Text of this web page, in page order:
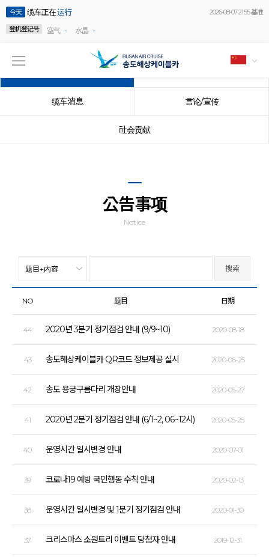
今天 缆车正在运行
2026-08-07 21:55 基准
登机登记号
空气 - 水晶 -
缆车消息 言论/宣传
社会贡献
公告事项
Notice
NO 题目 日期
44 2020년 3분기 정기점검 안내 (9/9~10) 2020-08-18
43 송도해상케이블카 QR코드 정보제공 실시 2020-06-25
42 송도 용궁구름다리 개장안내 2020-05-27
41 2020년 2분기 정기점검 안내 (6/1~2, 06~12시) 2020-05-25
40 운영시간 일시변경 안내 2020-07-01
39 코로나19 예방 국민행동 수칙 안내 2020-02-13
38 운영시간 일시변경 및 1분기 정기점검 안내 2020-01-30
37 크리스마스 소원트리 이벤트 당첨자 안내 2019-12-31